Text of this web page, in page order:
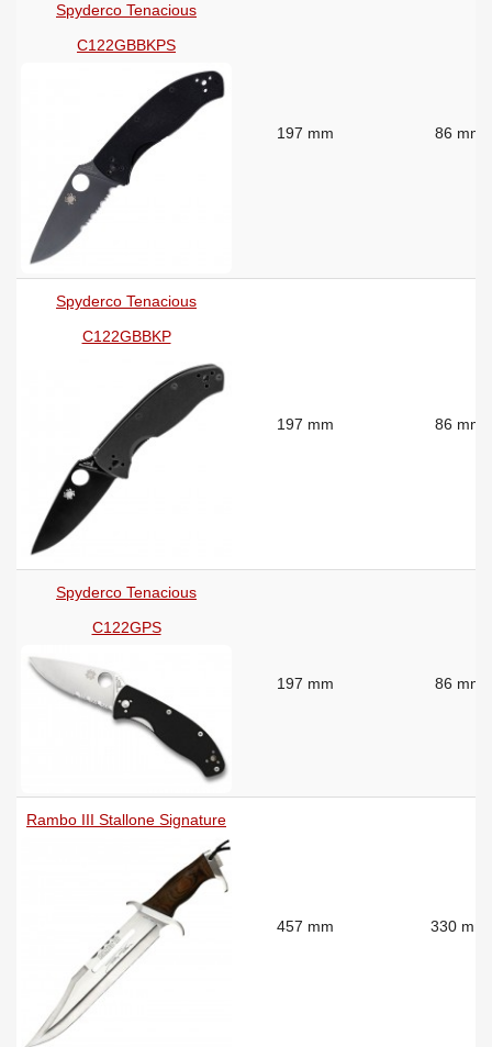
Spyderco Tenacious
C122GBBKPS
197 mm 86 mm
Spyderco Tenacious
C122GBBKP
197 mm 86 mm
Spyderco Tenacious
C122GPS
197 mm 86 mm
Rambo III Stallone Signature
457 mm 330 mm